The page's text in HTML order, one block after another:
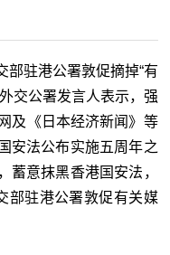
部驻港公署敦促摘掉“有
交公署发言人表示，强
及《日本经济新闻》等
安法公布实施五周年之
蓄意抹黑香港国安法，
部驻港公署敦促有关媒